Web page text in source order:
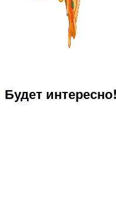
Будет интересно!